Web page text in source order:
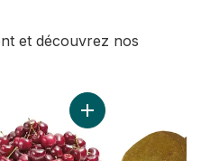
et découvrez nos
demi-pinte au panier
Ajouter Cerises